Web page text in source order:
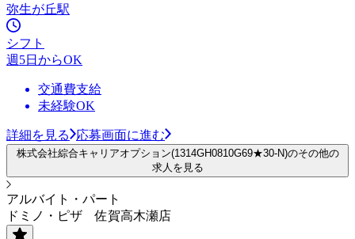
弥生が丘駅
シフト
週5日からOK
交通費支給
未経験OK
詳細を見る 応募画面に進む
株式会社綜合キャリアオプション(1314GH0810G69★30-N)のその他の
求人を見る
アルバイト・パート
ドミノ・ピザ 佐賀高木瀬店